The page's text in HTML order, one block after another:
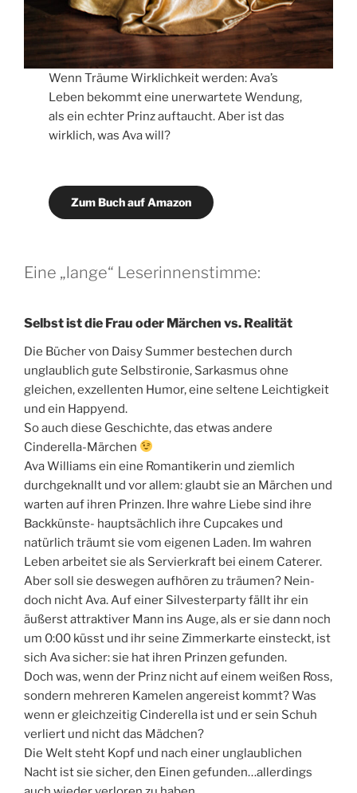
Wenn Träume Wirklichkeit werden: Ava’s
Leben bekommt eine unerwartete Wendung,
als ein echter Prinz auftaucht. Aber ist das
wirklich, was Ava will?
Zum Buch auf Amazon
Eine „lange“ Leserinnenstimme:
Selbst ist die Frau oder Märchen vs. Realität
Die Bücher von Daisy Summer bestechen durch
unglaublich gute Selbstironie, Sarkasmus ohne
gleichen, exzellenten Humor, eine seltene Leichtigkeit
und ein Happyend.
So auch diese Geschichte, das etwas andere
Cinderella-Märchen
Ava Williams ein eine Romantikerin und ziemlich
durchgeknallt und vor allem: glaubt sie an Märchen und
warten auf ihren Prinzen. Ihre wahre Liebe sind ihre
Backkünste- hauptsächlich ihre Cupcakes und
natürlich träumt sie vom eigenen Laden. Im wahren
Leben arbeitet sie als Servierkraft bei einem Caterer.
Aber soll sie deswegen aufhören zu träumen? Nein-
doch nicht Ava. Auf einer Silvesterparty fällt ihr ein
äußerst attraktiver Mann ins Auge, als er sie dann noch
um 0:00 küsst und ihr seine Zimmerkarte einsteckt, ist
sich Ava sicher: sie hat ihren Prinzen gefunden.
Doch was, wenn der Prinz nicht auf einem weißen Ross,
sondern mehreren Kamelen angereist kommt? Was
wenn er gleichzeitig Cinderella ist und er sein Schuh
verliert und nicht das Mädchen?
Die Welt steht Kopf und nach einer unglaublichen
Nacht ist sie sicher, den Einen gefunden…allerdings